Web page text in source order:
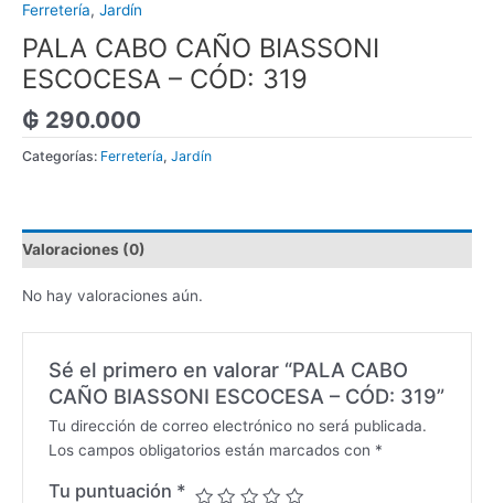
Ferretería, Jardín
PALA CABO CAÑO BIASSONI
ESCOCESA – CÓD: 319
₲ 290.000
Categorías: Ferretería, Jardín
Valoraciones (0)
No hay valoraciones aún.
Sé el primero en valorar “PALA CABO
CAÑO BIASSONI ESCOCESA – CÓD: 319”
Tu dirección de correo electrónico no será publicada.
Los campos obligatorios están marcados con *
Tu puntuación *